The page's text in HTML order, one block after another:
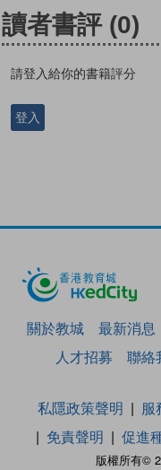
讀者書評 (0)
請登入給你的書籍評分
登入
關於教城 最新消息
人才招募
聯絡
版權所有©
私隱政策聲明 服
免責聲明
促進